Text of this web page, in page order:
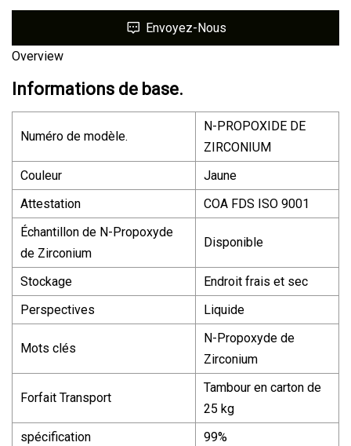
Envoyez-Nous
Overview
Informations de base.
Numéro de modèle.
N-PROPOXIDE DE
ZIRCONIUM
Couleur
Jaune
Attestation
COA FDS ISO 9001
Échantillon de N-Propoxyde
de Zirconium
Disponible
Stockage
Endroit frais et sec
Perspectives
Liquide
Mots clés
N-Propoxyde de
Zirconium
Forfait Transport
Tambour en carton de
25 kg
spécification
99%